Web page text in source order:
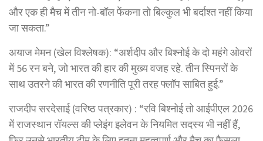
और एक ही मैच में तीन नो-बॉल फेंकना तो बिल्कुल भी बर्दाश्त नहीं किया
जा सकता.”
अयाज मेमन (खेल विश्लेषक): “अर्शदीप और बिश्नोई के दो महंगे ओवरों
में 56 रन बने, जो भारत की हार की मुख्य वजह रहे. तीन स्पिनरों के
साथ उतरने की भारत की रणनीति पूरी तरह फ्लॉप साबित हुई.”
राजदीप सरदेसाई (वरिष्ठ पत्रकार) : “रवि बिश्नोई तो आईपीएल 2026
में राजस्थान रॉयल्स की प्लेइंग इलेवन के नियमित सदस्य भी नहीं हैं,